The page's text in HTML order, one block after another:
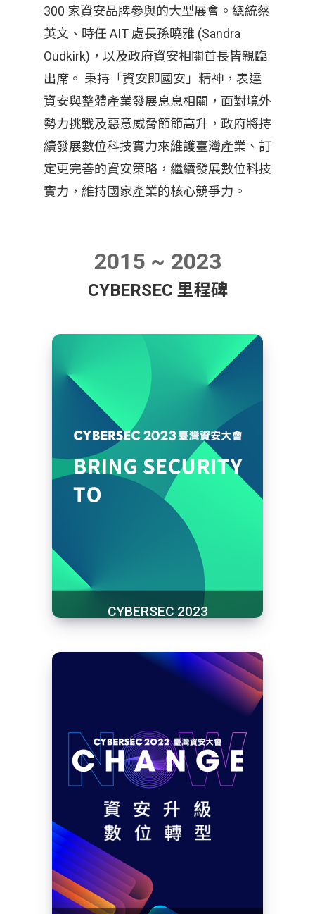
300 家資安品牌參與的大型展會。總統蔡
英文、時任 AIT 處長孫曉雅 (Sandra
Oudkirk)，以及政府資安相關首長皆親臨
出席。 秉持「資安即國安」精神，表達
資安與整體產業發展息息相關，面對境外
勢力挑戰及惡意威脅節節高升，政府將持
續發展數位科技實力來維護臺灣產業、訂
定更完善的資安策略，繼續發展數位科技
實力，維持國家產業的核心競爭力。
2015 ~ 2023
CYBERSEC 里程碑
CYBERSEC 2023